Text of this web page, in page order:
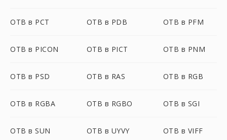
OTB в PCT OTB в PDB OTB в PFM
OTB в PICON OTB в PICT OTB в PNM
OTB в PSD OTB в RAS OTB в RGB
OTB в RGBA OTB в RGBO OTB в SGI
OTB в SUN OTB в UYVY OTB в VIFF